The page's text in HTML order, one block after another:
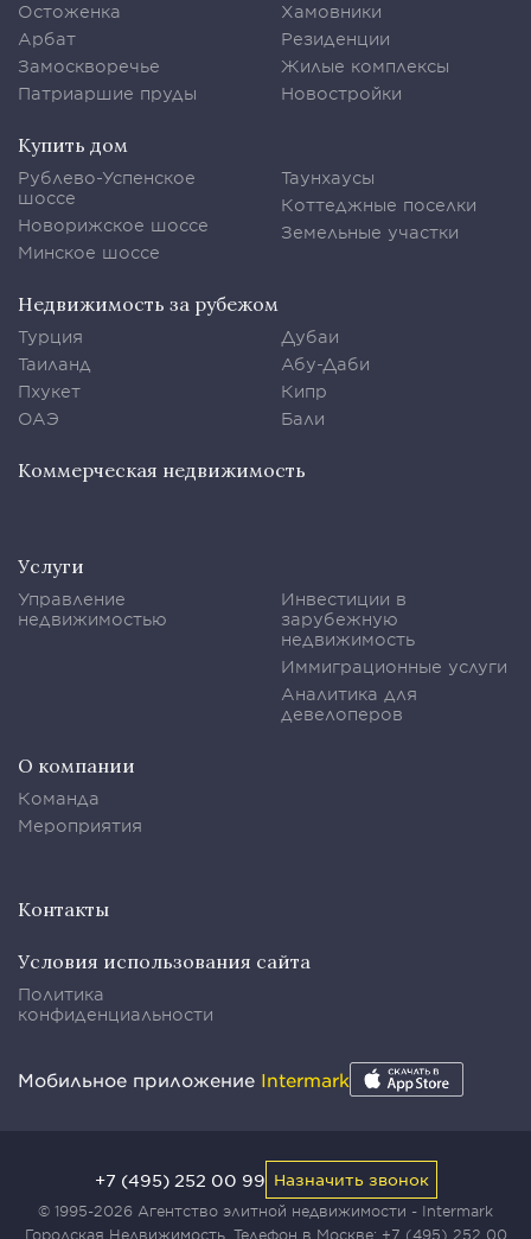
Остоженка
Арбат
Замоскворечье
Патриаршие пруды
Хамовники
Резиденции
Жилые комплексы
Новостройки
Купить дом
Рублево-Успенское
шоссе
Новорижское шоссе
Минское шоссе
Таунхаусы
Коттеджные поселки
Земельные участки
Недвижимость за рубежом
Турция
Таиланд
Пхукет
ОАЭ
Дубаи
Абу-Даби
Кипр
Бали
Коммерческая недвижимость
Услуги
Управление
недвижимостью
Инвестиции в
зарубежную
недвижимость
Иммиграционные услуги
Аналитика для
девелоперов
О компании
Команда
Мероприятия
Контакты
Условия использования сайта
Политика
конфиденциальности
Мобильное приложение Intermark
© 1995-2026 Агентство элитной недвижимости - Intermark
Городская Недвижимость. Телефон в Москве: +7 (495) 252 00
+7 (495) 252 00 99 Назначить звонок